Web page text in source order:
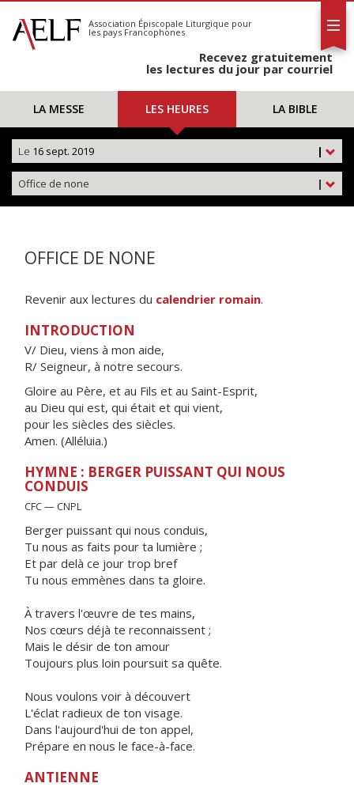
S'abonner
Calendrier
Association Épiscopale Liturgique pour
les pays Francophones
Recevez gratuitement
les lectures du jour par courriel
LA MESSE LES HEURES LA BIBLE
|
Le 16 sept. 2019
|
Office de none
OFFICE DE NONE
Revenir aux lectures du calendrier romain.
INTRODUCTION
V/ Dieu, viens à mon aide,
R/ Seigneur, à notre secours.
Gloire au Père, et au Fils et au Saint-Esprit,
au Dieu qui est, qui était et qui vient,
pour les siècles des siècles.
Amen. (Alléluia.)
HYMNE : BERGER PUISSANT QUI NOUS
CONDUIS
CFC — CNPL
Berger puissant qui nous conduis,
Tu nous as faits pour ta lumière ;
Et par delà ce jour trop bref
Tu nous emmènes dans ta gloire.
À travers l'œuvre de tes mains,
Nos cœurs déjà te reconnaissent ;
Mais le désir de ton amour
Toujours plus loin poursuit sa quête.
Nous voulons voir à découvert
L'éclat radieux de ton visage.
Dans l'aujourd'hui de ton appel,
Prépare en nous le face-à-face.
ANTIENNE